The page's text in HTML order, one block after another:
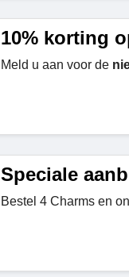
10% korting
Meld u aan voor de
Speciale
Bestel 4 Charms en